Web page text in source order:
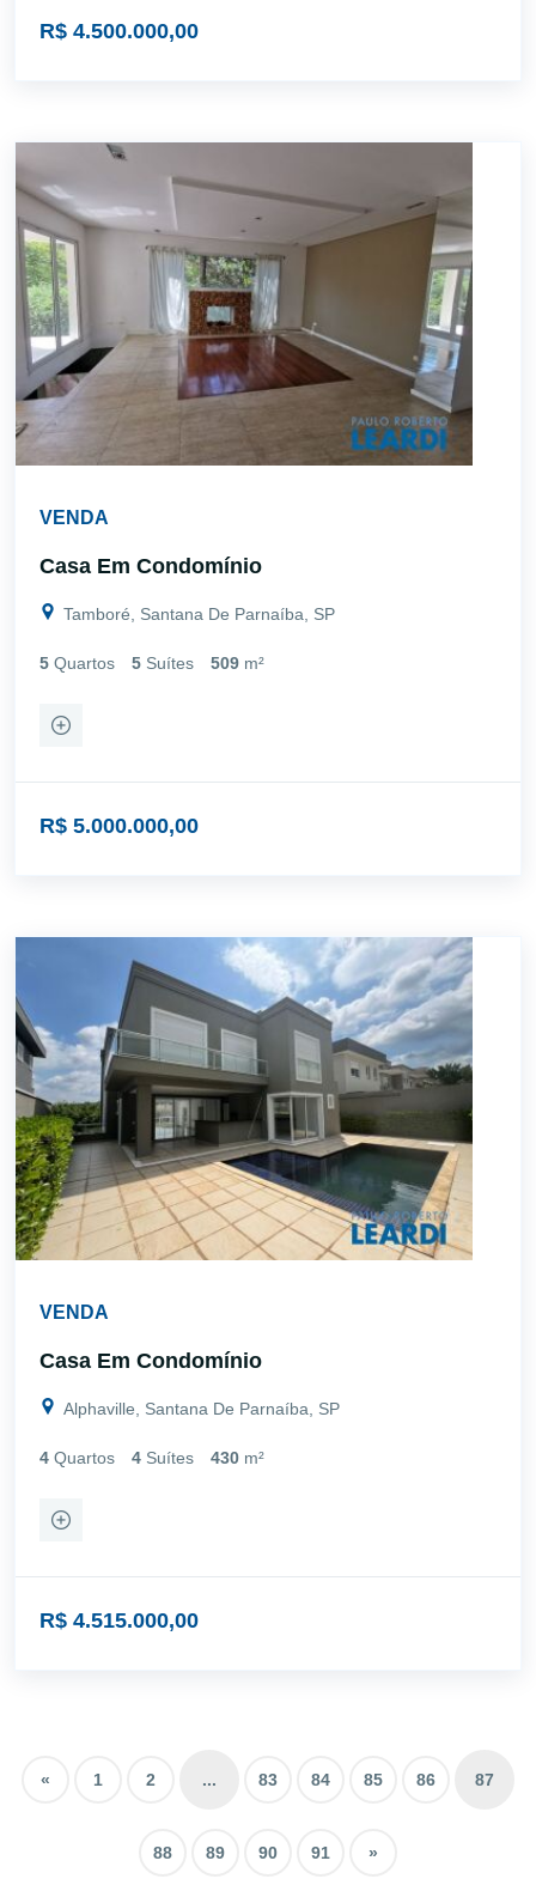
R$ 4.500.000,00
VENDA
Casa Em Condomínio
Tamboré, Santana De Parnaíba, SP
5 Quartos 5 Suítes 509 m²
R$ 5.000.000,00
VENDA
Casa Em Condomínio
Alphaville, Santana De Parnaíba, SP
4 Quartos 4 Suítes 430 m²
R$ 4.515.000,00
« 1 2 ... 83 84 85 86 87
88 89 90 91 »